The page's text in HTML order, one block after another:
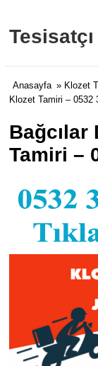
Tesisatçı
Anasayfa » Klozet
Klozet Tamiri – 0532
Bağcılar
Tamiri –